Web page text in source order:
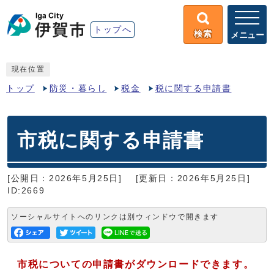
トップへ 検索 メニュー
現在位置
トップ 防災・暮らし 税金 税に関する申請書
市税に関する申請書
[公開日：2026年5月25日]
[更新日：2026年5月25日]
ID:2669
ソーシャルサイトへのリンクは別ウィンドウで開きます
市税についての申請書がダウンロードできます。